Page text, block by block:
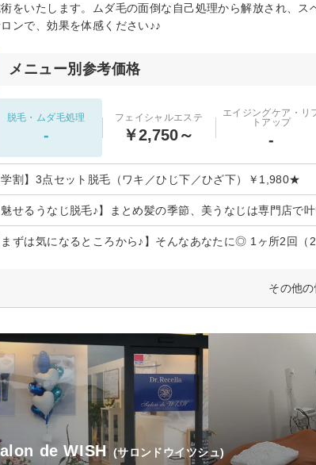
をいたします。ムダ毛の面倒な自己処理から解放され、
ンで、効果を体感ください♪♪
メニュー別参考価格
脱毛・ムダ毛処理
-
フェイシャルエステ
￥2,750～
エイジングケア・リ
トアップ
-
学割】3点セット脱毛（ワキ／ひじ下／ひざ下）￥1,980★
魅せるうなじ脱毛♪】まとめ髪の季節、美うなじは専門店で
まずは気になるところから♪】そんなあなたに◎ 1ヶ所2回（
その他
de WISH (サロンドウイツシュ)